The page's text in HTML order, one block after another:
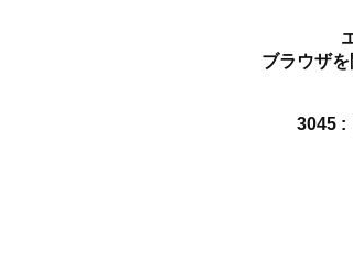
ブラウザを
3045 :